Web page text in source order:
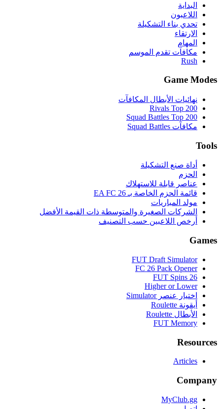
البداية
اللاعبون
تحدي بناء التشكيلة
الارتقاء
المهام
مكافآت تقدم الموسم
Rush
Game Modes
نهائيات الأبطال المكافآت
Rivals Top 200
Squad Battles Top 200
مكافآت Squad Battles
Tools
أداة صنع التشكيلة
الحزم
عناصر قابلة للاستهلاك
قائمة الحزم الخاصة بـ EA FC 26
مولد المباريات
الشركات الصغيرة والمتوسطة ذات القيمة الأفضل
أرخص اللاعبين حسب التصنيف
Games
FUT Draft Simulator
FC 26 Pack Opener
FUT Spins 26
Higher or Lower
اختيار عنصر Simulator
أيقونة Roulette
الأبطال Roulette
FUT Memory
Resources
Articles
Company
MyClub.gg